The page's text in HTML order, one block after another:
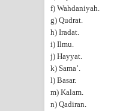
f) Wahdaniyah.
g) Qudrat.
h) Iradat.
i) Ilmu.
j) Hayyat.
k) Sama’.
l) Basar.
m) Kalam.
n) Qadiran.